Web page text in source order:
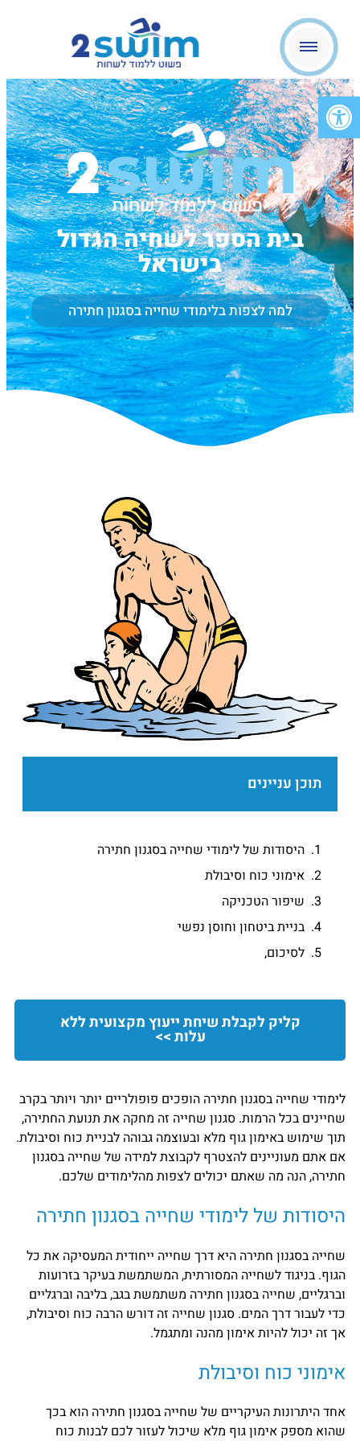
פתח סרגל נגישות
בית הספר לשחיה הגדול
בישראל
למה לצפות בלימודי שחייה בסגנון חתירה
תוכן עניינים
היסודות של לימודי שחייה בסגנון חתירה
אימוני כוח וסיבולת
שיפור הטכניקה
בניית ביטחון וחוסן נפשי
לסיכום,
קליק לקבלת שיחת ייעוץ מקצועית ללא
עלות >>
לימודי שחייה בסגנון חתירה הופכים פופולריים יותר ויותר בקרב
שחיינים בכל הרמות. סגנון שחייה זה מחקה את תנועת החתירה,
תוך שימוש באימון גוף מלא ובעוצמה גבוהה לבניית כוח וסיבולת.
אם אתם מעוניינים להצטרף לקבוצת למידה של שחייה בסגנון
חתירה, הנה מה שאתם יכולים לצפות מהלימודים שלכם.
היסודות של לימודי שחייה בסגנון חתירה
שחייה בסגנון חתירה היא דרך שחייה ייחודית המעסיקה את כל
הגוף. בניגוד לשחייה המסורתית, המשתמשת בעיקר בזרועות
וברגליים, שחייה בסגנון חתירה משתמשת בגב, בליבה וברגליים
כדי לעבור דרך המים. סגנון שחייה זה דורש הרבה כוח וסיבולת,
אך זה יכול להיות אימון מהנה ומתגמל.
אימוני כוח וסיבולת
אחד היתרונות העיקריים של שחייה בסגנון חתירה הוא בכך
שהוא מספק אימון גוף מלא שיכול לעזור לכם לבנות כוח